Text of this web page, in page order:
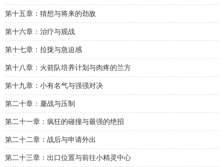
第十五章：猜想与将来的劲敌
第十六章：治疗与观战
第十七章：拉拢与急迫感
第十八章：火箭队培养计划与肉疼的兰方
第十九章：小有名气与强强对决
第二十章：鏖战与压制
第二十一章：疯狂的碰撞与最强的绝招
第二十二章：战后与申请外出
第二十三章：出口位置与前往小精灵中心